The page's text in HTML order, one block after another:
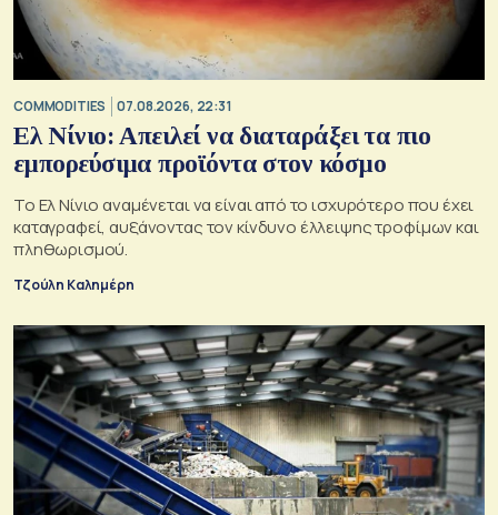
COMMODITIES 07.08.2026, 22:31
Ελ Νίνιο: Απειλεί να διαταράξει τα πιο
εμπορεύσιμα προϊόντα στον κόσμο
Το Ελ Νίνιο αναμένεται να είναι από το ισχυρότερο που έχει
καταγραφεί, αυξάνοντας τον κίνδυνο έλλειψης τροφίμων και
πληθωρισμού.
Τζούλη Καλημέρη